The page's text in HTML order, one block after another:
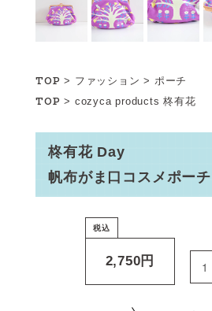
TOP > ファッション > ポーチ
TOP > cozyca products 柊有花
柊有花 Day
帆布がま口コスメポーチ
税込
2,750円